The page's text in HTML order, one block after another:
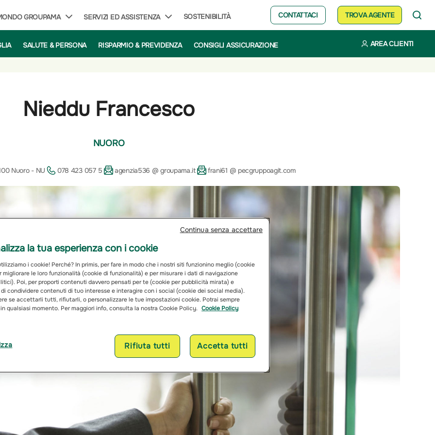
GROUPAMA SERVIZI ED ASSISTENZA SOSTENIBILITÀ CONTATTACI TROVA AGENTE
SALUTE & PERSONA RISPARMIO & PREVIDENZA CONSIGLI ASSICURAZIONE AREA CLIENTI
Nieddu Francesco
NUORO
Nuoro - NU 078 423 057 5 agenzia536 @ groupama.it frani61 @ pecgruppoagit.com
la tua esperienza con i cookie
i cookie! Perché? In primis, per fare in modo che i nostri siti funzionino meglio (cookie
migliorare le loro funzionalità (cookie di funzionalità) e per misurare i dati di navigazione
Poi, per proporti contenuti davvero pensati per te (cookie per pubblicità mirata) e
condividere contenuti di tuo interesse e interagire con i social (cookie dei social media).
se accettarli tutti, rifiutarli, o personalizzare le tue impostazioni cookie. Potrai sempre
qualsiasi momento. Per maggiori info, consulta la nostra Cookie Policy. Cookie Policy
Rifiuta tutti Accetta tutti
Continua senza accettare